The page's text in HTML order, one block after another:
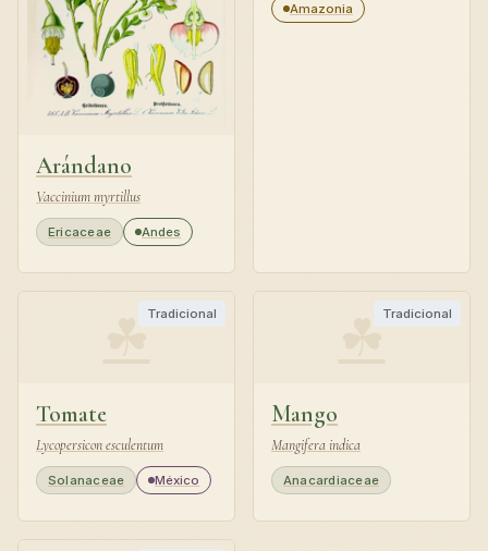
Arándano
Vaccinium myrtillus
Ericaceae Andes
Amazonia
Tradicional
☘
Tomate
Lycopersicon esculentum
Solanaceae México
Tradicional
☘
Mango
Mangifera indica
Anacardiaceae